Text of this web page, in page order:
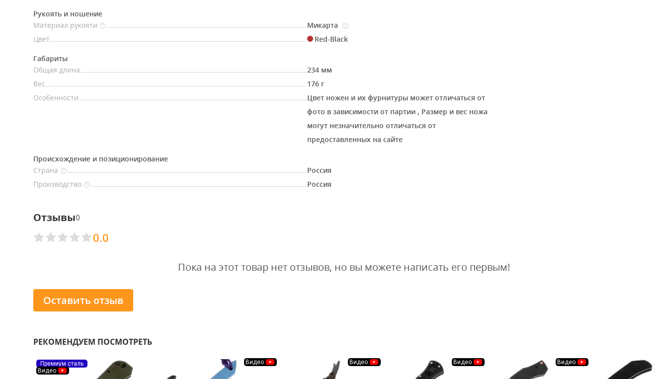
Рукоять и ношение
Материал рукояти
? Микарта ?
Цвет Red-Black
Габариты
Общая длина
234 мм
Вес
176 г
Особенности
Цвет ножен и их фурнитуры может отличаться от
фото в зависимости от партии , Размер и вес ножа
могут незначительно отличаться от
предоставленных на сайте
Происхождение и позиционирование
Страна
?
Россия
Производство
? Россия
Отзывы0
0.0
Пока на этот товар нет отзывов, но вы можете написать его первым!
Оставить отзыв
РЕКОМЕНДУЕМ ПОСМОТРЕТЬ
Премиум сталь
Видео
Видео Видео Видео Видео